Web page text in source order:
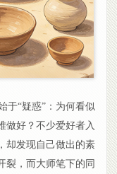
于“疑惑”：为何看似
做好？不少爱好者入
却发现自己做出的素
裂，而大师笔下的同